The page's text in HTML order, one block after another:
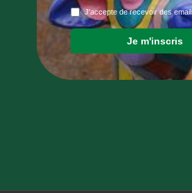
J'accepte de recevoir des
Je m'inscris